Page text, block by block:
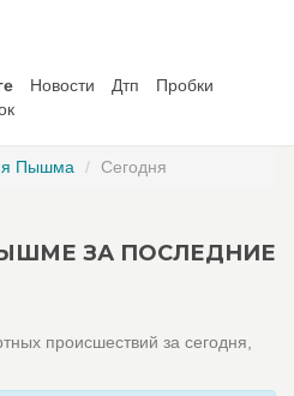
Новости Дтп
Пробки
Пышма Сегодня
ЗА ПОСЛЕДНИЕ
происшествий за сегодня,